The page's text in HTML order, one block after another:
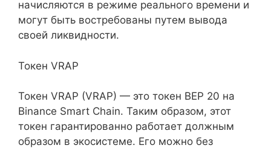
начисляются в режиме реального времени и
могут быть востребованы путем вывода
своей ликвидности.
Токен VRAP
Токен VRAP (VRAP) — это токен BEP 20 на
Binance Smart Chain. Таким образом, этот
токен гарантированно работает должным
образом в экосистеме. Его можно без